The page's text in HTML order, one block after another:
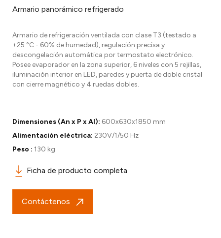
Armario panorámico refrigerado
Armario de refrigeración ventilada con clase T3 (testado a
+25 °C - 60% de humedad), regulación precisa y
descongelación automática por termostato electrónico.
Posee evaporador en la zona superior, 6 niveles con 5 rejillas,
iluminación interior en LED, paredes y puerta de doble cristal
con cierre magnético y 4 ruedas dobles.
Dimensiones (An x P x Al): 600x630x1850 mm
Alimentación eléctrica: 230V/1/50 Hz
Peso : 130 kg
Ficha de producto completa
Contáctenos